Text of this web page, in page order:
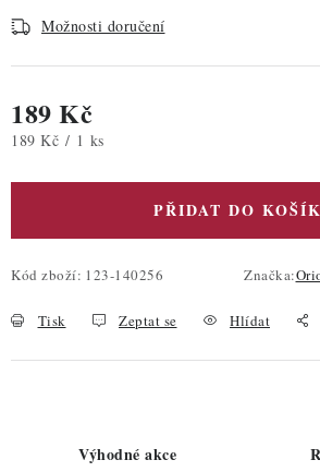
Možnosti doručení
189 Kč
Měrná cena:
189 Kč / 1 ks
PŘIDAT DO
Kód zboží: 123-140256 Značka:
Tisk Zeptat se Hlídat
Výhodné akce